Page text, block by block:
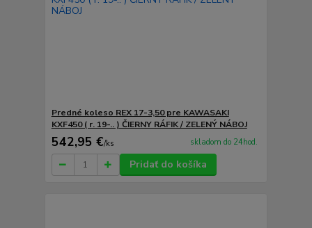
Predné koleso REX 17-3,50 pre KAWASAKI
KXF450 ( r. 19-.. ) ČIERNY RÁFIK / ZELENÝ NÁBOJ
542,95 €/ks skladom do 24hod.
Pridať do košíka